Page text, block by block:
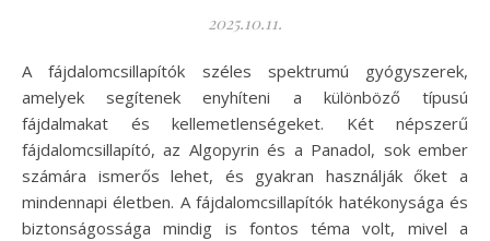
2025.10.11.
A fájdalomcsillapítók széles spektrumú gyógyszerek,
amelyek segítenek enyhíteni a különböző típusú
fájdalmakat és kellemetlenségeket. Két népszerű
fájdalomcsillapító, az Algopyrin és a Panadol, sok ember
számára ismerős lehet, és gyakran használják őket a
mindennapi életben. A fájdalomcsillapítók hatékonysága és
biztonságossága mindig is fontos téma volt, mivel a